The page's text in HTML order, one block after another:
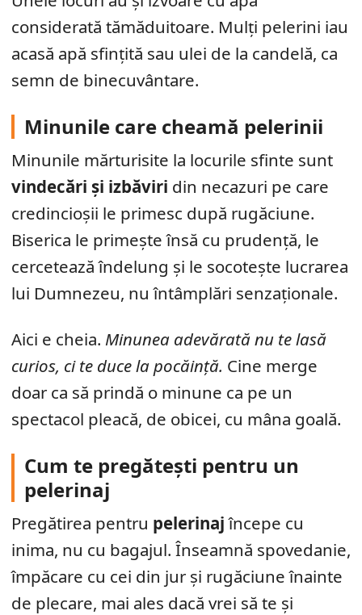
considerată tămăduitoare. Mulți pelerini iau
acasă apă sfințită sau ulei de la candelă, ca
semn de binecuvântare.
Minunile care cheamă pelerinii
Minunile mărturisite la locurile sfinte sunt
vindecări și izbăviri din necazuri pe care
credincioșii le primesc după rugăciune.
Biserica le primește însă cu prudență, le
cercetează îndelung și le socotește lucrarea
lui Dumnezeu, nu întâmplări senzaționale.
Aici e cheia. Minunea adevărată nu te lasă
curios, ci te duce la pocăință. Cine merge
doar ca să prindă o minune ca pe un
spectacol pleacă, de obicei, cu mâna goală.
Cum te pregătești pentru un
pelerinaj
Pregătirea pentru pelerinajîncepe cu
inima, nu cu bagajul. Înseamnă spovedanie,
împăcare cu cei din jur și rugăciune înainte
de plecare, mai ales dacă vrei să te și